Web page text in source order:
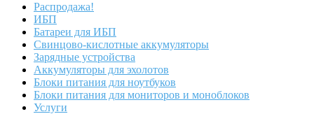
Распродажа!
ИБП
Батареи для ИБП
Свинцово-кислотные аккумуляторы
Зарядные устройства
Аккумуляторы для эхолотов
Блоки питания для ноутбуков
Блоки питания для мониторов и моноблоков
Услуги